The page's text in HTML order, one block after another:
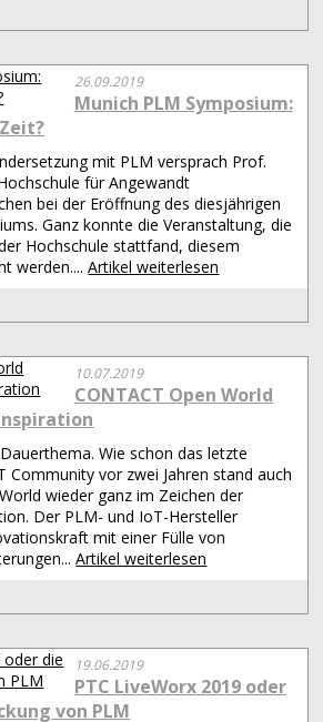
26.09.2019
Munich PLM Symposium:
mit PLM versprach Prof.
für Angewandt
bei der Eröffnung des diesjährigen
Ganz konnte die Veranstaltung, die
Hochschule stattfand, diesem
werden....Artikel weiterlesen
10.07.2019
CONTACT Open World
Wie schon das letzte
Community vor zwei Jahren stand auch
wieder ganz im Zeichen der
Der PLM- und IoT-Hersteller
mit einer Fülle von
Artikel weiterlesen
19.06.2019
PTC LiveWorx 2019 oder
von PLM